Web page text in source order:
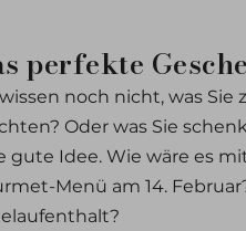
perfekte
noch nicht, was
Oder was Sie
gute Idee. Wie wäre es
Menü am 14.